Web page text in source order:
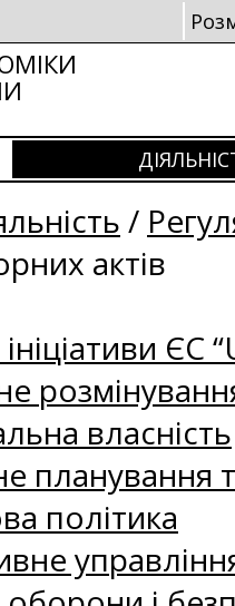
/
актів
ініціативи ЄС
власність
політика